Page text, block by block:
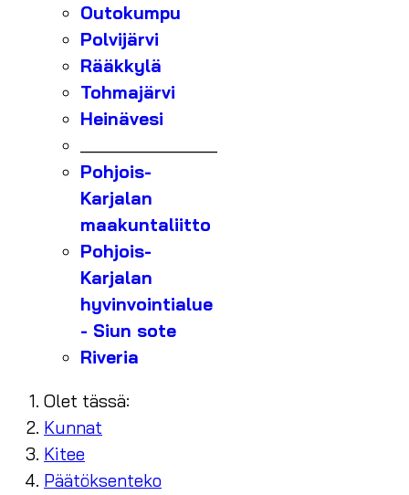
Outokumpu
Polvijärvi
Rääkkylä
Tohmajärvi
Heinävesi
Pohjois-
Karjalan
maakuntaliitto
Pohjois-
Karjalan
hyvinvointialue
- Siun sote
Riveria
Olet tässä:
Kunnat
Kitee
Päätöksenteko